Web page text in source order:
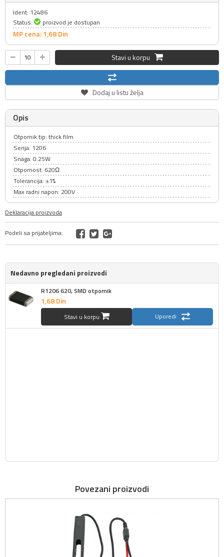
Ident: 12486
Status:
proizvod je dostupan
MP cena: 1,68Din
Stavi u korpu
Dodaj u listu želja
Opis
Otpornik tip: thick film
Serija: 1206
Snaga: 0.25W
Otpornost: 620Ω
Tolerancija: ±1%
Max radni napon: 200V
Deklaracija proizvoda
Podeli sa prijateljima:
Nedavno pregledani proizvodi
R1206 620, SMD otpornik
1,68Din
Stavi u korpu Uporedi
Povezani proizvodi